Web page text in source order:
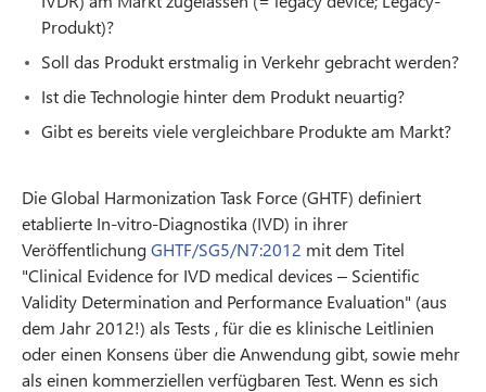
Produkt)?
Soll das Produkt erstmalig in Verkehr gebracht werden?
Ist die Technologie hinter dem Produkt neuartig?
Gibt es bereits viele vergleichbare Produkte am Markt?
Die Global Harmonization Task Force (GHTF) definiert
etablierte In-vitro-Diagnostika (IVD) in ihrer
VeröffentlichungGHTF/SG5/N7:2012 mit dem Titel
"Clinical Evidence for IVD medical devices – Scientific
Validity Determination and Performance Evaluation" (aus
dem Jahr 2012!) als Tests , für die es klinische Leitlinien
oder einen Konsens über die Anwendung gibt, sowie mehr
als einen kommerziellen verfügbaren Test. Wenn es sich